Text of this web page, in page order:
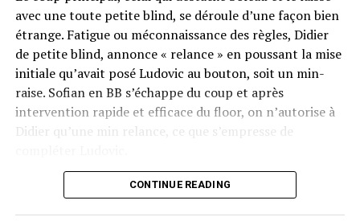
avec une toute petite blind, se déroule d’une façon bien
étrange. Fatigue ou méconnaissance des règles, Didier
de petite blind, annonce « relance » en poussant la mise
initiale qu’avait posé Ludovic au bouton, soit un min-
raise. Sofian en BB s’échappe du coup et après
intervention rapide et efficace du floor, on n’autorise à
Didier qu’une min relance, ce que s’empresse de
Flop QJ4. All-in de Ludovic et insta call de Logghe, avec
CONTINUE READING